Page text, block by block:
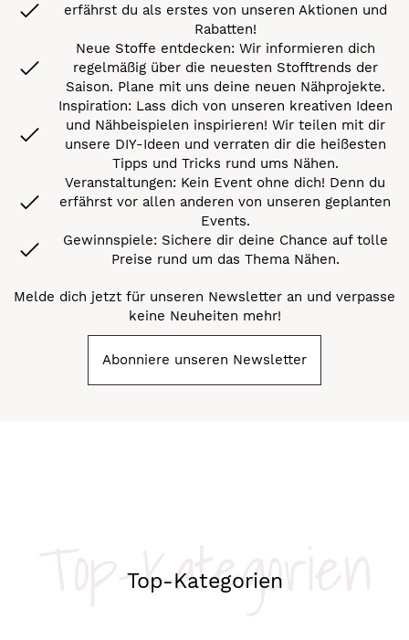
erfährst du als erstes von unseren Aktionen und
Rabatten!
Neue Stoffe entdecken: Wir informieren dich
regelmäßig über die neuesten Stofftrends der
Saison. Plane mit uns deine neuen Nähprojekte.
Inspiration: Lass dich von unseren kreativen Ideen
und Nähbeispielen inspirieren! Wir teilen mit dir
unsere DIY-Ideen und verraten dir die heißesten
Tipps und Tricks rund ums Nähen.
Veranstaltungen: Kein Event ohne dich! Denn du
erfährst vor allen anderen von unseren geplanten
Events.
Gewinnspiele: Sichere dir deine Chance auf tolle
Preise rund um das Thema Nähen.
Melde dich jetzt für unseren Newsletter an und verpasse
keine Neuheiten mehr!
Abonniere unseren Newsletter
Top-Kategorien
Top-Kategorien